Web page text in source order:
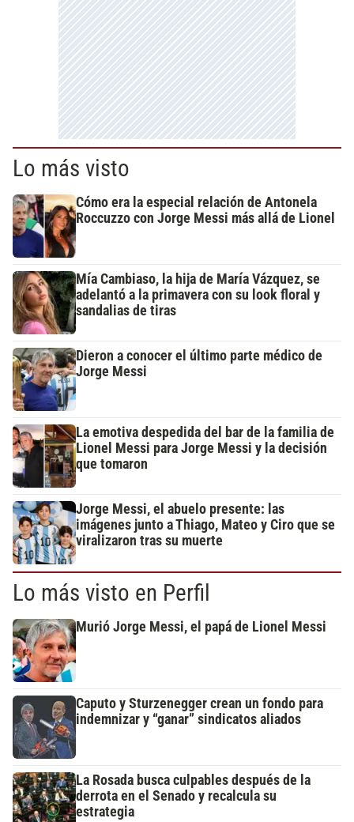
Lo más visto
Cómo era la especial relación de Antonela
Roccuzzo con Jorge Messi más allá de Lionel
Mía Cambiaso, la hija de María Vázquez, se
adelantó a la primavera con su look floral y
sandalias de tiras
Dieron a conocer el último parte médico de
Jorge Messi
La emotiva despedida del bar de la familia de
Lionel Messi para Jorge Messi y la decisión
que tomaron
Jorge Messi, el abuelo presente: las
imágenes junto a Thiago, Mateo y Ciro que se
viralizaron tras su muerte
Lo más visto en Perfil
Murió Jorge Messi, el papá de Lionel Messi
Caputo y Sturzenegger crean un fondo para
indemnizar y “ganar” sindicatos aliados
La Rosada busca culpables después de la
derrota en el Senado y recalcula su
estrategia